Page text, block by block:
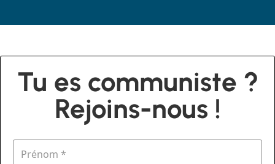
Tu es communiste ?
Rejoins-nous !